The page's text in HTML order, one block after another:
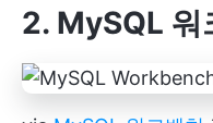
2. MySQL 워